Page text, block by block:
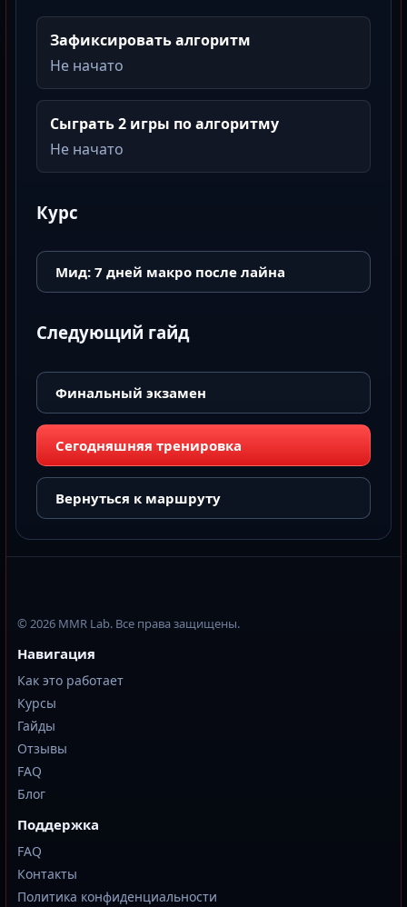
Зафиксировать алгоритм
Не начато
Сыграть 2 игры по алгоритму
Не начато
Курс
Мид: 7 дней макро после лайна
Следующий гайд
Финальный экзамен
Сегодняшняя тренировка
Вернуться к маршруту
© 2026 MMR Lab. Все права защищены.
Навигация
Как это работает
Курсы
Гайды
Отзывы
FAQ
Блог
Поддержка
FAQ
Контакты
Политика конфиденциальности